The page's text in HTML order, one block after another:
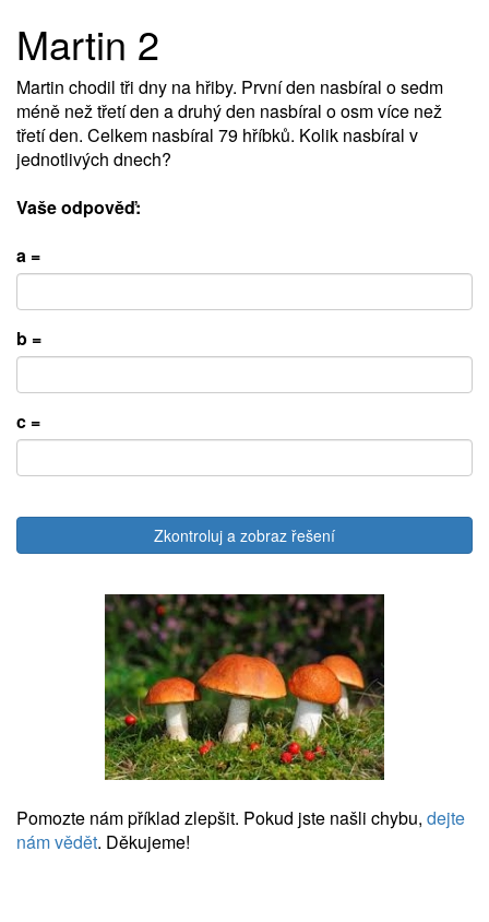
Martin 2
Martin chodil tři dny na hřiby. První den nasbíral o sedm
méně než třetí den a druhý den nasbíral o osm více než
třetí den. Celkem nasbíral 79 hříbků. Kolik nasbíral v
jednotlivých dnech?
Vaše odpověď:
a =
b =
c =
Zkontroluj a zobraz řešení
Pomozte nám příklad zlepšit. Pokud jste našli chybu, dejte
nám vědět. Děkujeme!